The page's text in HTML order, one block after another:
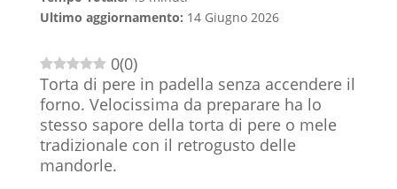
Ultimo aggiornamento: 14 Giugno 2026
0(0)
Torta di pere in padella senza accendere il
forno. Velocissima da preparare ha lo
stesso sapore della torta di pere o mele
tradizionale con il retrogusto delle
mandorle.